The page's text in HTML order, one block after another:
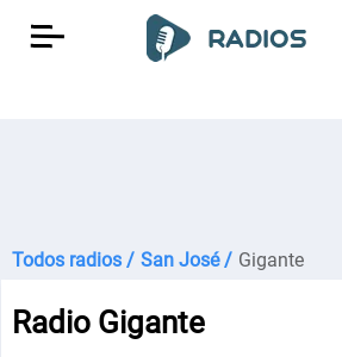
Todos radios / San José / Gigante
Radio Gigante